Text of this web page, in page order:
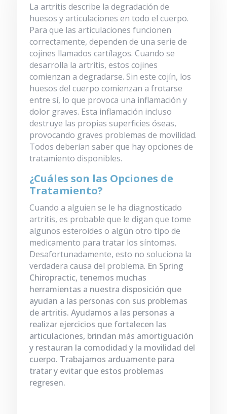
La artritis describe la degradación de
huesos y articulaciones en todo el cuerpo.
Para que las articulaciones funcionen
correctamente, dependen de una serie de
cojines llamados cartílagos. Cuando se
desarrolla la artritis, estos cojines
comienzan a degradarse. Sin este cojín, los
huesos del cuerpo comienzan a frotarse
entre sí, lo que provoca una inflamación y
dolor graves. Esta inflamación incluso
destruye las propias superficies óseas,
provocando graves problemas de movilidad.
Todos deberían saber que hay opciones de
tratamiento disponibles.
¿Cuáles son las Opciones de
Tratamiento?
Cuando a alguien se le ha diagnosticado
artritis, es probable que le digan que tome
algunos esteroides o algún otro tipo de
medicamento para tratar los síntomas.
Desafortunadamente, esto no soluciona la
verdadera causa del problema. En Spring
Chiropractic, tenemos muchas
herramientas a nuestra disposición que
ayudan a las personas con sus problemas
de artritis. Ayudamos a las personas a
realizar ejercicios que fortalecen las
articulaciones, brindan más amortiguación
y restauran la comodidad y la movilidad del
cuerpo. Trabajamos arduamente para
tratar y evitar que estos problemas
regresen.